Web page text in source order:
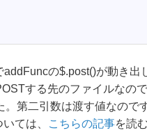
の$.post()が動き出
する先のファイルなの
第二引数は渡す値なので
ては、
こちらの記事を読